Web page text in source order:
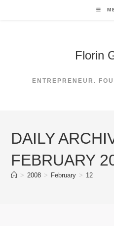
Florin
ENTREPRENEUR.
DAILY
FEBRUARY
> 2008 > February > 12